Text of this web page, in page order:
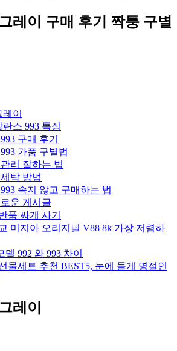
레이 구매 후기 짝퉁 구별
이
란스 993 특징
구매 후기
가품 구별법
리 잘하는 법
탁 방법
속지 않고 구매하는 법
운 게시글
품 싸게 사기
미지아 오리지널 V88 8k 가장 저렴하
992 와 993 차이
물세트 추천 BEST5, 눈에 들게 명절인
레이